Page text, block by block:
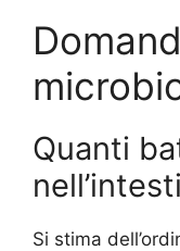
Quanti
Si stima